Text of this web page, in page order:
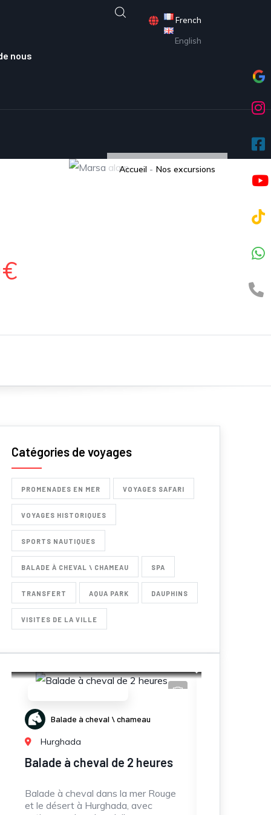
French
English
nous
Accueil - Nos excursions
Catégories de voyages
PROMENADES EN MER VOYAGES SAFARI
VOYAGES HISTORIQUES
SPORTS NAUTIQUES
BALADE À CHEVAL \ CHAMEAU SPA
TRANSFERT AQUA PARK DAUPHINS
VISITES DE LA VILLE
Rouge
Nos incontournables
Promenades en Mer
Speed boat Pack
Location de speed boat privé ou
semi-privé (3-4h) avec dauphins,